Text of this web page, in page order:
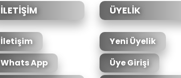
İLETİŞİM
İletişim
Whats App
ÜYELİK
Yeni Üyelik
Üye Girişi